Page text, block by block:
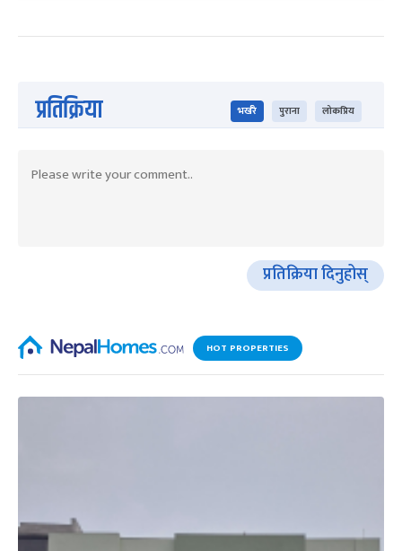
प्रतिक्रिया भर्खरै पुराना लोकप्रिय
प्रतिक्रिया दिनुहोस्
HOT PROPERTIES